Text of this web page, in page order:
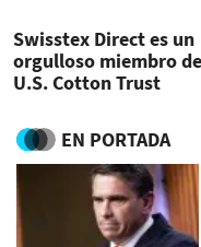
Swisstex Direct es un
orgulloso miembro
U.S. Cotton Trust
EN PORTADA